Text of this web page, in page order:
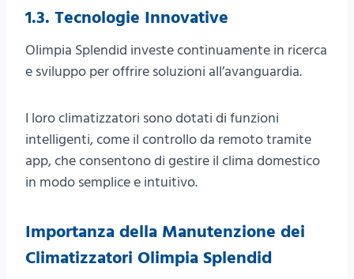
1.3. Tecnologie Innovative
Olimpia Splendid investe continuamente in ricerca
e sviluppo per offrire soluzioni all’avanguardia.
I loro climatizzatori sono dotati di funzioni
intelligenti, come il controllo da remoto tramite
app, che consentono di gestire il clima domestico
in modo semplice e intuitivo.
Importanza della Manutenzione dei
Climatizzatori Olimpia Splendid